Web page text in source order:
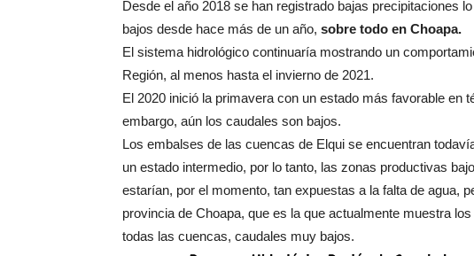
Desde el año 2018 se han registrado bajas precipitaciones
bajos desde hace más de un año, sobre todo en Choapa.
El sistema hidrológico continuaría mostrando un
Región, al menos hasta el invierno de 2021.
El 2020 inició la primavera con un estado más favorable en
embargo, aún los caudales son bajos.
Los embalses de las cuencas de Elqui se encuentran
un estado intermedio, por lo tanto, las zonas productivas
estarían, por el momento, tan expuestas a la falta de agua,
provincia de Choapa, que es la que actualmente muestra
todas las cuencas, caudales muy bajos.